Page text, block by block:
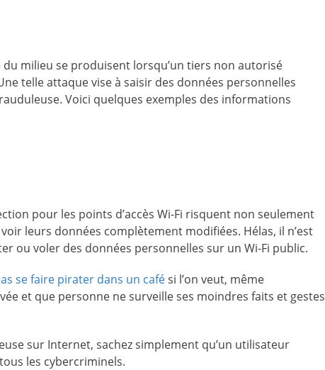
du milieu se produisent lorsqu’un tiers non autorisé
telle attaque vise à saisir des données personnelles
Voici quelques exemples des informations
pour les points d’accès Wi-Fi risquent non seulement
leurs données complètement modifiées. Hélas, il n’est
ou voler des données personnelles sur un Wi-Fi public.
se faire pirater dans un cafési l’on veut, même
et que personne ne surveille ses moindres faits et gestes
sur Internet, sachez simplement qu’un utilisateur
les cybercriminels.